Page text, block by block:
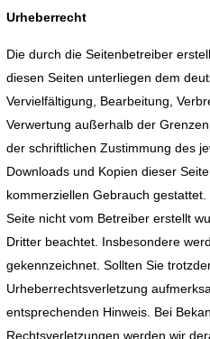
Urheberrecht
Die durch die Seitenbetreiber
diesen Seiten unterliegen dem
Vervielfältigung, Bearbeitung,
Verwertung außerhalb der
der schriftlichen Zustimmung des
Downloads und Kopien dieser
kommerziellen Gebrauch
Seite nicht vom Betreiber erstellt
Dritter beachtet. Insbesondere
gekennzeichnet. Sollten Sie
Urheberrechtsverletzung
entsprechenden Hinweis. Bei
Rechtsverletzungen werden wir